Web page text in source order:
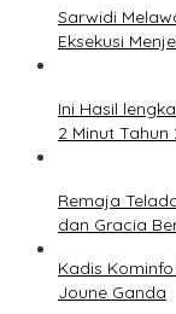
Sarwidi
Eksekusi
Ini Hasil
2 Minut Tahun
Remaja
dan Gracia
Kadis
Joune Ganda